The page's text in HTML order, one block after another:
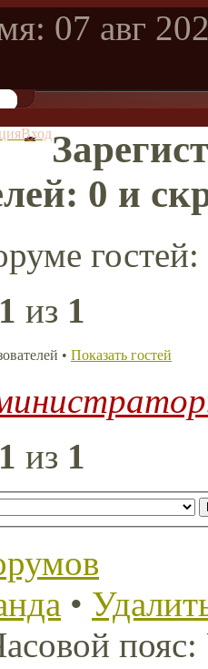
07 авг
Вход
0 и
1 из 1
• Показать гостей
1 из 1
•